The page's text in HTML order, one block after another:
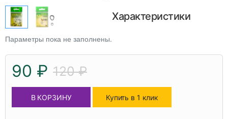
Характеристики
Параметры пока не заполнены.
90 ₽ 120 ₽
В КОРЗИНУ Купить в 1 клик